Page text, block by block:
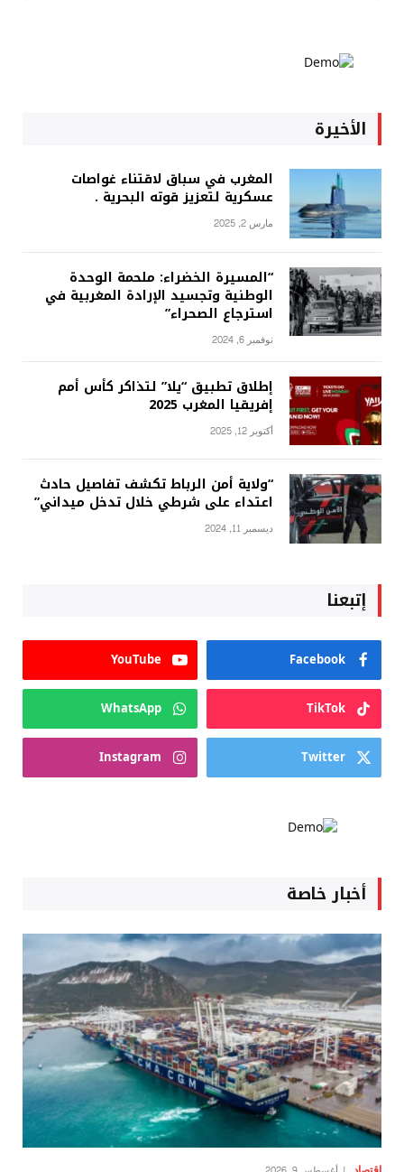
الأخيرة
المغرب في سباق لاقتناء غواصات
عسكرية لتعزيز قوته البحرية .
مارس 2, 2025
“المسيرة الخضراء: ملحمة الوحدة
الوطنية وتجسيد الإرادة المغربية في
استرجاع الصحراء”
نوفمبر 6, 2024
إطلاق تطبيق “يلا” لتذاكر كأس أمم
إفريقيا المغرب 2025
أكتوبر 12, 2025
“ولاية أمن الرباط تكشف تفاصيل حادث
اعتداء على شرطي خلال تدخل ميداني”
ديسمبر 11, 2024
إتبعنا
Facebook
YouTube
TikTok
WhatsApp
Twitter
Instagram
أخبار خاصة